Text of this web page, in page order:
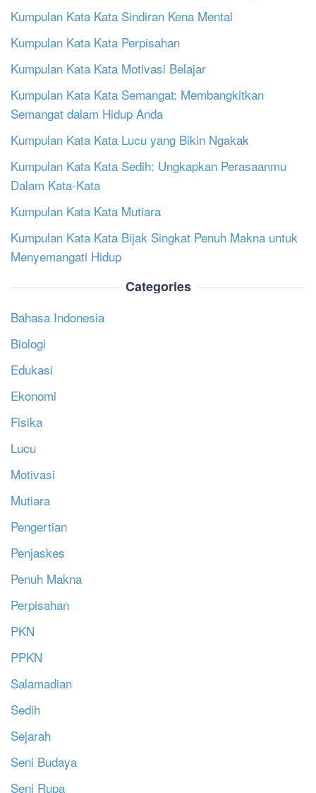
Kumpulan Kata Kata Sindiran Kena Mental
Kumpulan Kata Kata Perpisahan
Kumpulan Kata Kata Motivasi Belajar
Kumpulan Kata Kata Semangat: Membangkitkan
Semangat dalam Hidup Anda
Kumpulan Kata Kata Lucu yang Bikin Ngakak
Kumpulan Kata Kata Sedih: Ungkapkan Perasaanmu
Dalam Kata-Kata
Kumpulan Kata Kata Mutiara
Kumpulan Kata Kata Bijak Singkat Penuh Makna untuk
Menyemangati Hidup
Categories
Bahasa Indonesia
Biologi
Edukasi
Ekonomi
Fisika
Lucu
Motivasi
Mutiara
Pengertian
Penjaskes
Penuh Makna
Perpisahan
PKN
PPKN
Salamadian
Sedih
Sejarah
Seni Budaya
Seni Rupa